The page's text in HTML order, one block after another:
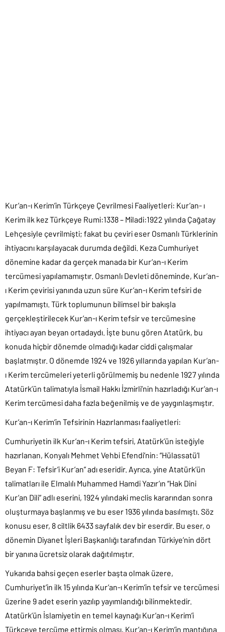
Kur’an-ı Kerim’in Türkçeye Çevrilmesi Faaliyetleri: Kur’an- ı
Kerim ilk kez Türkçeye Rumi:1338 – Miladi:1922 yılında Çağatay
Lehçesiyle çevrilmişti; fakat bu çeviri eser Osmanlı Türklerinin
ihtiyacını karşılayacak durumda değildi. Keza Cumhuriyet
dönemine kadar da gerçek manada bir Kur’an-ı Kerim
tercümesi yapılamamıştır. Osmanlı Devleti döneminde, Kur’an-
ı Kerim çevirisi yanında uzun süre Kur’an-ı Kerim tefsiri de
yapılmamıştı. Türk toplumunun bilimsel bir bakışla
gerçekleştirilecek Kur’an-ı Kerim tefsir ve tercümesine
ihtiyacı ayan beyan ortadaydı. İşte bunu gören Atatürk, bu
konuda hiçbir dönemde olmadığı kadar ciddi çalışmalar
başlatmıştır. O dönemde 1924 ve 1926 yıllarında yapılan Kur’an-
ı Kerim tercümeleri yeterli görülmemiş bu nedenle 1927 yılında
Atatürk’ün talimatıyla İsmail Hakkı İzmirli’nin hazırladığı Kur’an-ı
Kerim tercümesi daha fazla beğenilmiş ve de yaygınlaşmıştır.
Kur’an-ı Kerim’in Tefsirinin Hazırlanması faaliyetleri:
Cumhuriyetin ilk Kur’an-ı Kerim tefsiri, Atatürk’ün isteğiyle
hazırlanan, Konyalı Mehmet Vehbi Efendi’nin: “Hülassatü’l
Beyan F: Tefsir’i Kur’an” adı eseridir. Ayrıca, yine Atatürk’ün
talimatları ile Elmalılı Muhammed Hamdi Yazır’ın “Hak Dini
Kur’an Dili” adlı eserini, 1924 yılındaki meclis kararından sonra
oluşturmaya başlanmış ve bu eser 1936 yılında basılmıştı. Söz
konusu eser, 8 ciltlik 6433 sayfalık dev bir eserdir. Bu eser, o
dönemin Diyanet İşleri Başkanlığı tarafından Türkiye’nin dört
bir yanına ücretsiz olarak dağıtılmıştır.
Yukarıda bahsi geçen eserler başta olmak üzere,
Cumhuriyet’in ilk 15 yılında Kur’an-ı Kerim’in tefsir ve tercümesi
üzerine 9 adet eserin yazılıp yayımlandığı bilinmektedir.
Atatürk’ün İslamiyetin en temel kaynağı Kur’an-ı Kerim’i
Türkçeye tercüme ettirmiş olması, Kur’an-ı Kerim’in mantığına